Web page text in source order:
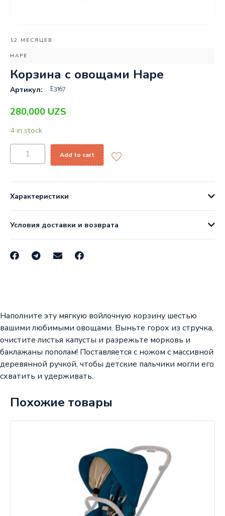
12 МЕСЯЦЕВ
HAPE
Корзина с овощами Hape
Артикул: E3167
280,000 UZS
4 in stock
Add to cart
Характеристики
Условия доставки и возврата
Наполните эту мягкую войлочную корзину шестью
вашими любимыми овощами. Выньте горох из стручка,
очистите листья капусты и разрежьте морковь и
баклажаны пополам! Поставляется с ножом с массивной
деревянной ручкой, чтобы детские пальчики могли его
схватить и удерживать.
Похожие товары